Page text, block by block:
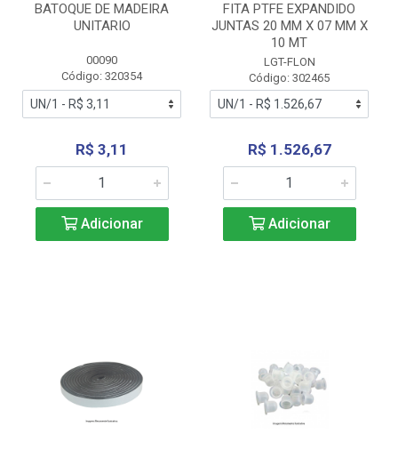
BATOQUE DE MADEIRA
UNITARIO
00090
Código: 320354
R$ 3,11
Adicionar
FITA PTFE EXPANDIDO
JUNTAS 20 MM X 07 MM X
10 MT
LGT-FLON
Código: 302465
R$ 1.526,67
Adicionar